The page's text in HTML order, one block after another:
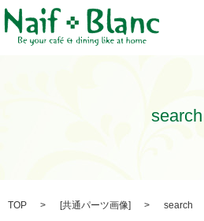
search
TOP [共通パーツ画像] search